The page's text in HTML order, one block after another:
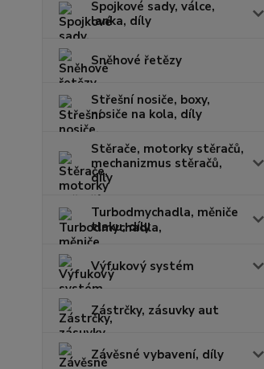
Spojkové sady, válce,
lanka, díly
Sněhové řetězy
Střešní nosiče, boxy,
nosiče na kola, díly
Stěrače, motorky stěračů,
mechanizmus stěračů,
díly
Turbodmychadla, měniče
tlaku, díly
Výfukový systém
Zástrčky, zásuvky aut
Závěsné vybavení, díly